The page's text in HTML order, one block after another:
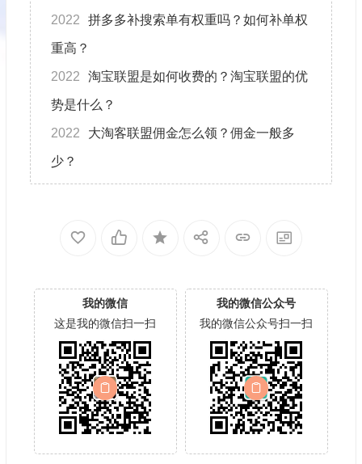
2022 拼多多补搜索单有权重吗？如何补单权
重高？
2022 淘宝联盟是如何收费的？淘宝联盟的优
势是什么？
2022 大淘客联盟佣金怎么领？佣金一般多
少？
我的微信
这是我的微信扫一扫
我的微信公众号
我的微信公众号扫一扫